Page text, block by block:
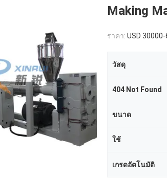
Making
ราคา: USD
วัสดุ
404 Not Found
ขนาด
ใช้
เกรดอัตโนมัติ